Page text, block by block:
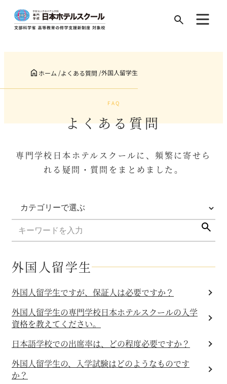
Search
ホーム よくある質問 外国人留学生
FAQ
よくある質問
専門学校日本ホテルスクールに、頻繁に寄せら
れる疑問・質問をまとめました。
外国人留学生
外国人留学生ですが、保証人は必要ですか？
外国人留学生の専門学校日本ホテルスクールの入学
資格を教えてください。
日本語学校での出席率は、どの程度必要ですか？
外国人留学生の、入学試験はどのようなものです
か？